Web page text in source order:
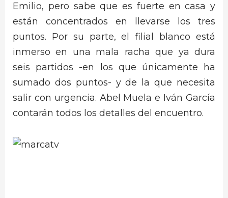
Emilio, pero sabe que es fuerte en casa y
están concentrados en llevarse los tres
puntos. Por su parte, el filial blanco está
inmerso en una mala racha que ya dura
seis partidos -en los que únicamente ha
sumado dos puntos- y de la que necesita
salir con urgencia. Abel Muela e Iván García
contarán todos los detalles del encuentro.